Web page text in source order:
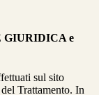
e
sul sito
Trattamento. In